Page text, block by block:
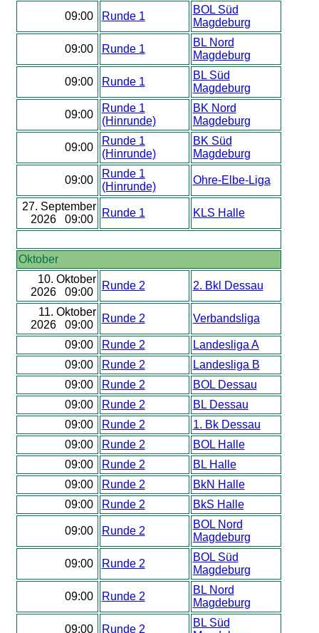
09:00 Runde 1
BOL Süd
Magdeburg
09:00 Runde 1
BL Nord
Magdeburg
09:00 Runde 1
BL Süd
Magdeburg
09:00
Runde 1
(Hinrunde)
BK Nord
Magdeburg
09:00
Runde 1
(Hinrunde)
BK Süd
Magdeburg
09:00
Runde 1
(Hinrunde)
Ohre-Elbe-Liga
27. September
2026 09:00
Runde 1 KLS Halle
Oktober
10. Oktober
2026 09:00
Runde 2 2. Bkl Dessau
11. Oktober
2026 09:00
Runde 2 Verbandsliga
09:00 Runde 2
Landesliga A
09:00
Runde 2
Landesliga B
09:00
Runde 2
BOL Dessau
09:00
Runde 2
BL Dessau
09:00
Runde 2
1. Bk Dessau
09:00
Runde 2
BOL Halle
09:00
Runde 2
BL Halle
09:00
Runde 2
BkN Halle
09:00
Runde 2 BkS Halle
09:00 Runde 2
BOL Nord
Magdeburg
09:00 Runde 2
BOL Süd
Magdeburg
09:00 Runde 2
BL Nord
Magdeburg
09:00 Runde 2
BL Süd